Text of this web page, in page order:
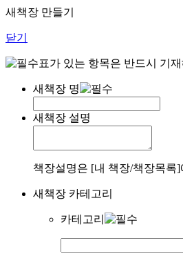
새책장 만들기
닫기
표가 있는 항목은 반드시 기
새책장 명
새책장 설명
책장설명은 [내 책장/책장목록
새책장 카테고리
카테고리